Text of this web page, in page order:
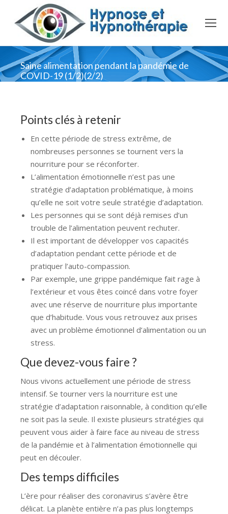
Saine alimentation pendant la pandémie de
COVID-19 (1/2)(2/2)
Points clés à retenir
En cette période de stress extrême, de
nombreuses personnes se tournent vers la
nourriture pour se réconforter.
L’alimentation émotionnelle n’est pas une
stratégie d’adaptation problématique, à moins
qu’elle ne soit votre seule stratégie d’adaptation.
Les personnes qui se sont déjà remises d’un
trouble de l’alimentation peuvent rechuter.
Il est important de développer vos capacités
d’adaptation pendant cette période et de
pratiquer l’auto-compassion.
Par exemple, une grippe pandémique fait rage à
l’extérieur et vous êtes coincé dans votre foyer
avec une réserve de nourriture plus importante
que d’habitude. Vous vous retrouvez aux prises
avec un problème émotionnel d’alimentation ou un
stress.
Que devez-vous faire ?
Nous vivons actuellement une période de stress
intensif. Se tourner vers la nourriture est une
stratégie d’adaptation raisonnable, à condition qu’elle
ne soit pas la seule. Il existe plusieurs stratégies qui
peuvent vous aider à faire face au niveau de stress
de la pandémie et à l’alimentation émotionnelle qui
peut en découler.
Des temps difficiles
L’ère pour réaliser des coronavirus s’avère être
délicat. La planète entière n’a pas plus longtemps